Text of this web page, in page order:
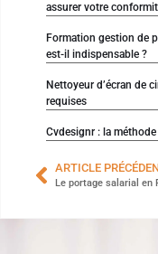
assurer votre
Formation gestion de
est-il indispensable ?
Nettoyeur d’écran de
requises
Cvdesignr : la
ARTICLE